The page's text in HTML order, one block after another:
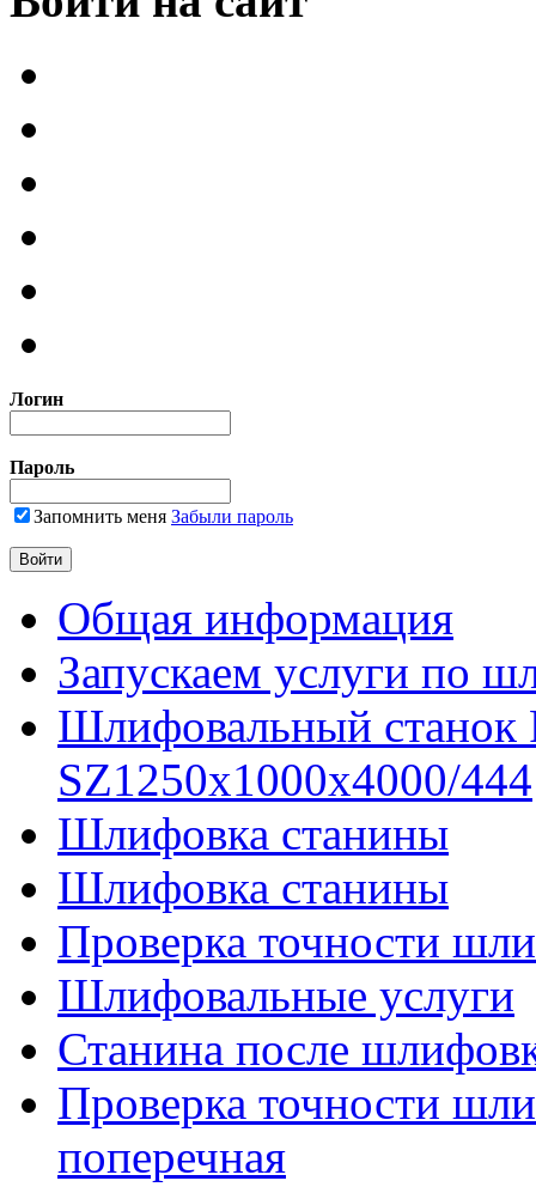
Логин
Пароль
Запомнить меня Забыли пароль
Общая информация
Запускаем услуги по
Шлифовальный
SZ1250x1000x4000/444
Шлифовка станины
Шлифовка станины
Проверка точности
Шлифовальные услуги
Станина после
Проверка точности
поперечная